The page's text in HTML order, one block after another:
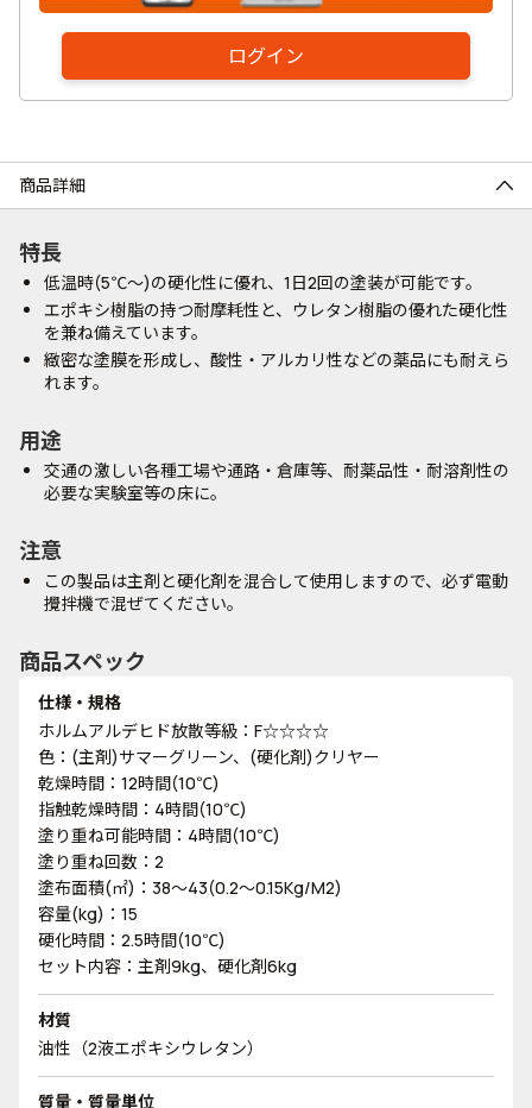
ログイン
商品詳細
特長
低温時(5℃～)の硬化性に優れ、1日2回の塗装が可能です。
エポキシ樹脂の持つ耐摩耗性と、ウレタン樹脂の優れた硬化性
を兼ね備えています。
緻密な塗膜を形成し、酸性・アルカリ性などの薬品にも耐えら
れます。
用途
交通の激しい各種工場や通路・倉庫等、耐薬品性・耐溶剤性の
必要な実験室等の床に。
注意
この製品は主剤と硬化剤を混合して使用しますので、必ず電動
攪拌機で混ぜてください。
商品スペック
仕様・規格
ホルムアルデヒド放散等級：F☆☆☆☆
色：(主剤)サマーグリーン、(硬化剤)クリヤー
乾燥時間：12時間(10℃)
指触乾燥時間：4時間(10℃)
塗り重ね可能時間：4時間(10℃)
塗り重ね回数：2
塗布面積(㎡)：38～43(0.2～0.15Kg/M2)
容量(kg)：15
硬化時間：2.5時間(10℃)
セット内容：主剤9kg、硬化剤6kg
材質
油性（2液エポキシウレタン）
質量・質量単位